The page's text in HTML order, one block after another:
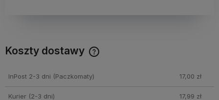
Koszty dostawy
InPost 2-3 dni (Paczkomaty) 17,00 zł
Kurier (2-3 dni) 17,99 zł